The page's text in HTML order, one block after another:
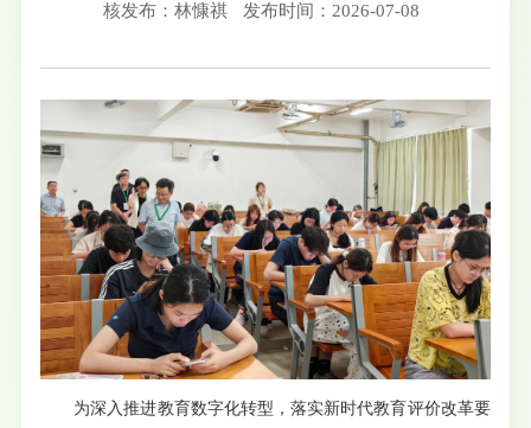
核发布：林慷祺
发布时间：2026-07-08
为深入推进教育数字化转型，落实新时代教育评价改革要